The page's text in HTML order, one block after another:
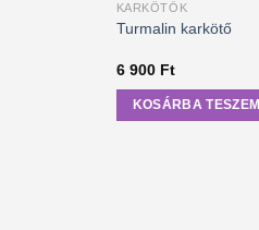
KARKÖTŐK
Turmalin karkötő
6 900 Ft
KOSÁRBA TESZEM